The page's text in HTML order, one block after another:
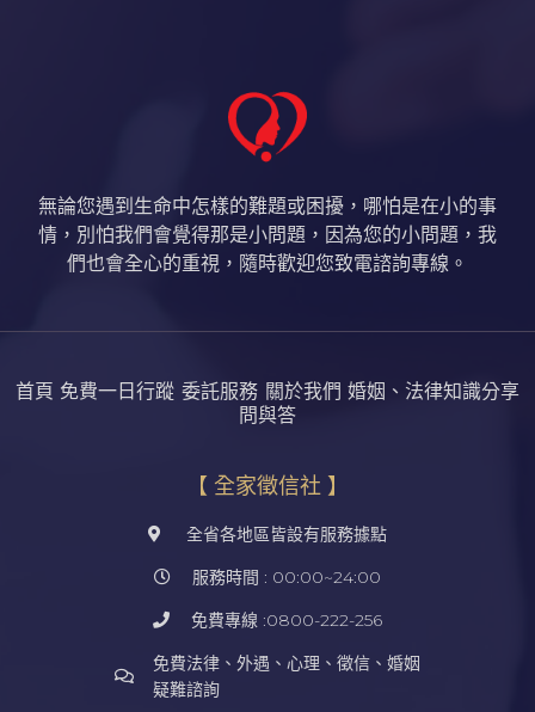
無論您遇到生命中怎樣的難題或困擾，哪怕是在小的事
情，別怕我們會覺得那是小問題，因為您的小問題，我
們也會全心的重視，隨時歡迎您致電諮詢專線。
首頁 免費一日行蹤 委託服務 關於我們 婚姻、法律知識分享
問與答
【 全家徵信社 】
全省各地區皆設有服務據點
服務時間 : 00:00~24:00
免費專線 :0800-222-256
免費法律、外遇、心理、徵信、婚姻
疑難諮詢